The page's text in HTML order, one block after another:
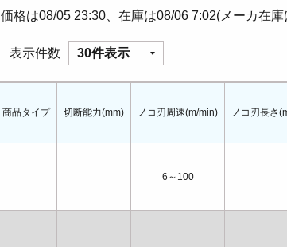
価格は08/05 23:30、在庫は08/06 7:02(メーカ在
表示件数 30件表示
商品タイプ 切断能力(mm) ノコ刃周速(m/min) ノコ刃長さ
6～100